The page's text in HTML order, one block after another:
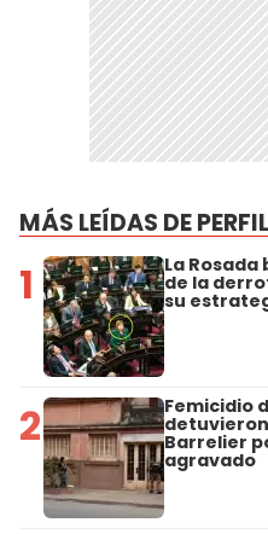
MÁS LEÍDAS DE PERFIL
1 La
de la
su
2 Femicidio
Barrelier
agravado